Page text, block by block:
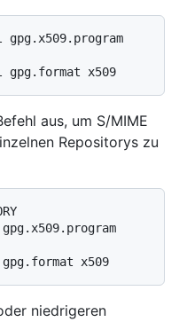
aus, um S/MIME
Repositorys zu
niedrigeren